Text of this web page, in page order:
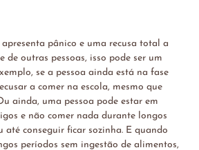
pânico e uma recusa total a
de outras pessoas, isso pode ser um
se a pessoa ainda está na fase
a comer na escola, mesmo que
ainda, uma pessoa pode estar em
e não comer nada durante longos
até conseguir ficar sozinha. E quando
períodos sem ingestão de alimentos,